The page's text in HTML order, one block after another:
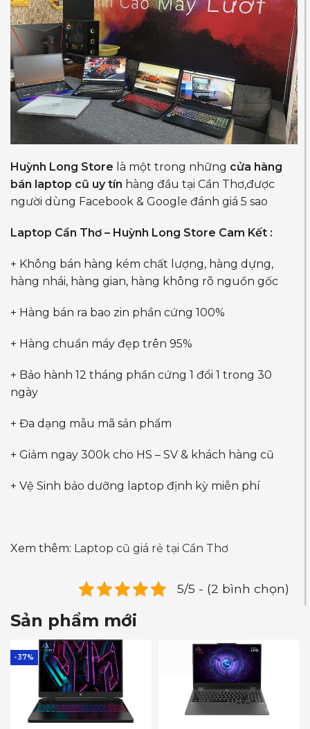
Huỳnh Long Store là một trong những cửa hàng
bán laptop cũ uy tín hàng đầu tại Cần Thơ,được
người dùng Facebook & Google đánh giá 5 sao
Laptop Cần Thơ – Huỳnh Long Store Cam Kết :
+ Không bán hàng kém chất lượng, hàng dựng,
hàng nhái, hàng gian, hàng không rõ nguồn gốc
+ Hàng bán ra bao zin phần cứng 100%
+ Hàng chuẩn máy đẹp trên 95%
+ Bảo hành 12 tháng phần cứng 1 đổi 1 trong 30
ngày
+ Đa dạng mẫu mã sản phẩm
+ Giảm ngay 300k cho HS – SV & khách hàng cũ
+ Vệ Sinh bảo dưỡng laptop định kỳ miễn phí
Xem thêm: Laptop cũ giá rẻ tại Cần Thơ
5/5 - (2 bình chọn)
Sản phẩm mới
-37%